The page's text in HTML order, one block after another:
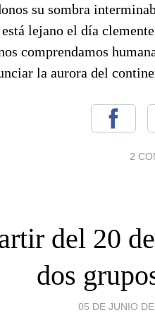
su sombra
lejano el día clemente
comprendamos
la aurora del
2
del 20
dos
05 DE JUNIO